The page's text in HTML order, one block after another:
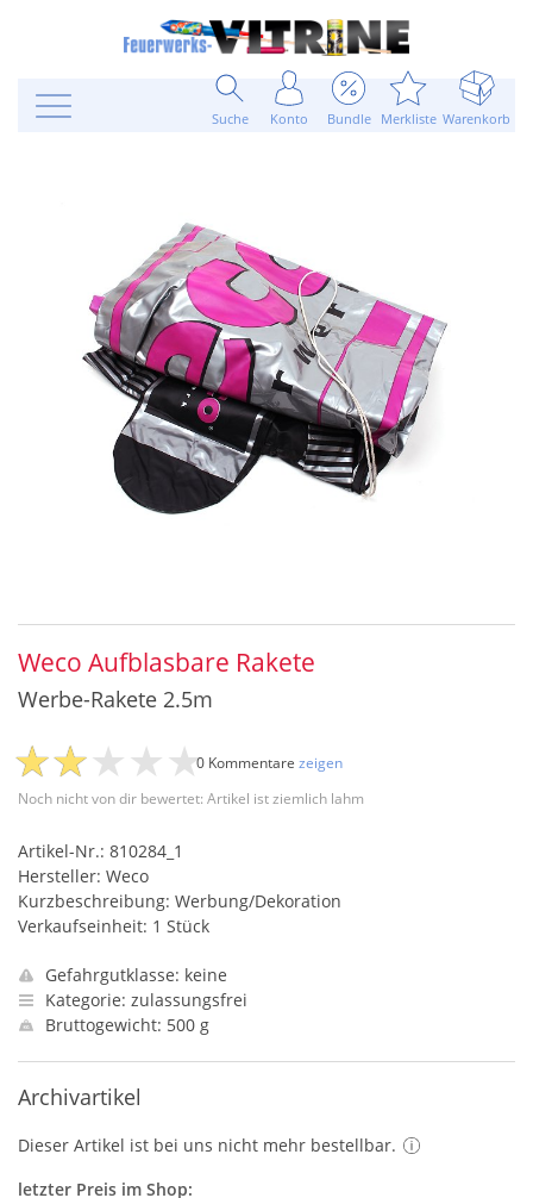
Suche Konto Bundle Merkliste Warenkorb
Weco Aufblasbare Rakete
Werbe-Rakete 2.5m
Noch nicht von dir bewertet: Artikel ist ziemlich lahm
0 Kommentare zeigen
Artikel-Nr.: 810284_1
Hersteller: Weco
Kurzbeschreibung: Werbung/Dekoration
Verkaufseinheit: 1 Stück
Gefahrgutklasse: keine
Kategorie: zulassungsfrei
Bruttogewicht: 500 g
Archivartikel
Dieser Artikel ist bei uns nicht mehr bestellbar.
letzter Preis im Shop: